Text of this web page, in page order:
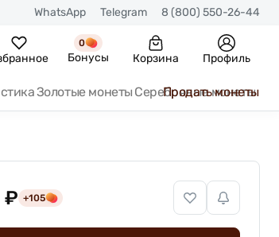
WhatsApp Telegram 8 (800) 550-26-44
0
Бонусы Корзина Профиль
Золотые монеты Серебряные монеты
Продать монеты
₽ +105